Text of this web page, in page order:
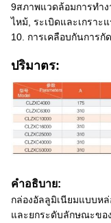
9สภาพแวดล้อมการทํา
ไหม้, ระเบิดและเกราะแ
10. การเคลือบกันการ
ปริมาตร:
คําอธิบาย:
กล่องอัลลูมิเนียมแบบ
และยกระดับลักษณะขอ